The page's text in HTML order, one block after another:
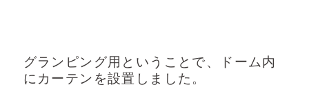
グランピング用ということで、ドーム内
にカーテンを設置しました。